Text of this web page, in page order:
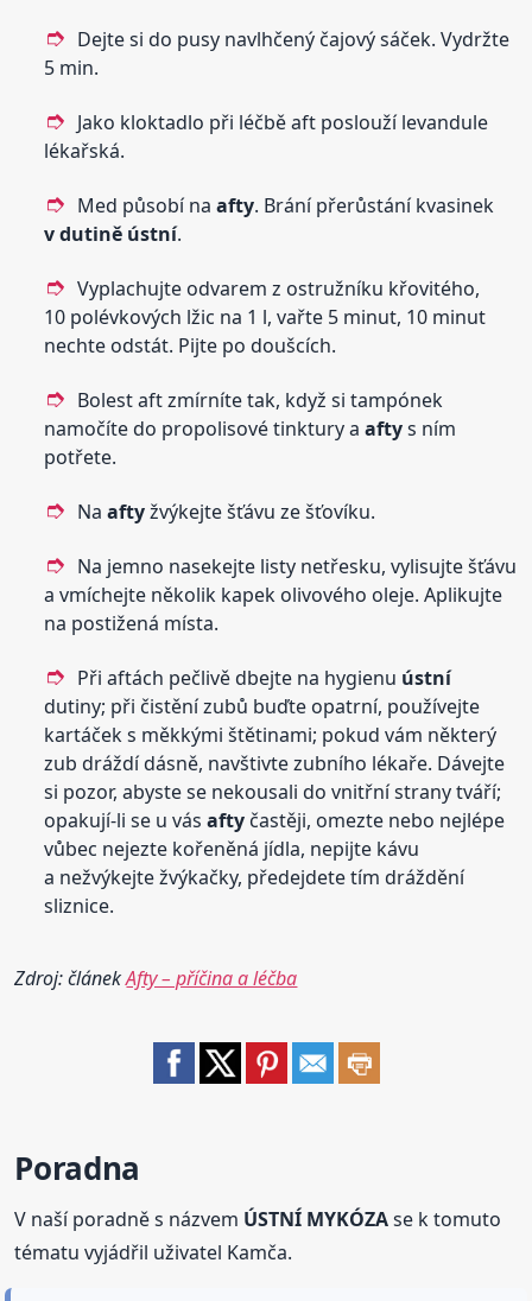
Dejte si do pusy navlhčený čajový sáček. Vydržte
5 min.
Jako kloktadlo při léčbě aft poslouží levandule
lékařská.
Med působí naafty. Brání přerůstání kvasinek
v dutině ústní.
Vyplachujte odvarem z ostružníku křovitého,
10 polévkových lžic na 1 l, vařte 5 minut, 10 minut
nechte odstát. Pijte po doušcích.
Bolest aft zmírníte tak, když si tampónek
namočíte do propolisové tinktury aaftys ním
potřete.
Naaftyžvýkejte šťávu ze šťovíku.
Na jemno nasekejte listy netřesku, vylisujte šťávu
a vmíchejte několik kapek olivového oleje. Aplikujte
na postižená místa.
Při aftách pečlivě dbejte na hygienu ústní
dutiny; při čistění zubů buďte opatrní, používejte
kartáček s měkkými štětinami; pokud vám některý
zub dráždí dásně, navštivte zubního lékaře. Dávejte
si pozor, abyste se nekousali do vnitřní strany tváří;
opakují-li se u vásafty častěji, omezte nebo nejlépe
vůbec nejezte kořeněná jídla, nepijte kávu
a nežvýkejte žvýkačky, předejdete tím dráždění
sliznice.
Zdroj: článekAfty – příčina a léčba
Poradna
V naší poradně s názvem ÚSTNÍ MYKÓZAse k tomuto
tématu vyjádřil uživatel Kamča.